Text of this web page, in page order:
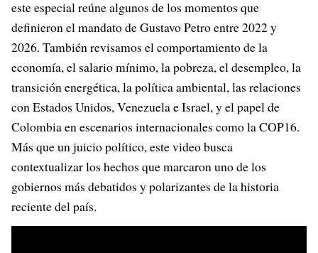
este especial reúne algunos de los momentos que
definieron el mandato de Gustavo Petro entre 2022 y
2026. También revisamos el comportamiento de la
economía, el salario mínimo, la pobreza, el desempleo, la
transición energética, la política ambiental, las relaciones
con Estados Unidos, Venezuela e Israel, y el papel de
Colombia en escenarios internacionales como la COP16.
Más que un juicio político, este video busca
contextualizar los hechos que marcaron uno de los
gobiernos más debatidos y polarizantes de la historia
reciente del país.